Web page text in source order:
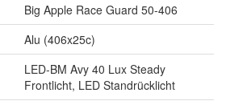
Big Apple Race Guard 50-406
Alu (406x25c)
LED-BM Avy 40 Lux Steady
Frontlicht, LED Standrücklicht